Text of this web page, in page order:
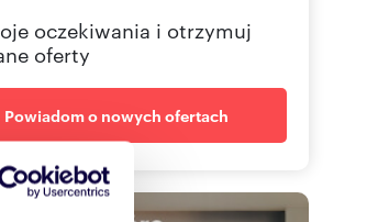
oczekiwania i otrzymuj
oferty
Powiadom o nowych ofertach